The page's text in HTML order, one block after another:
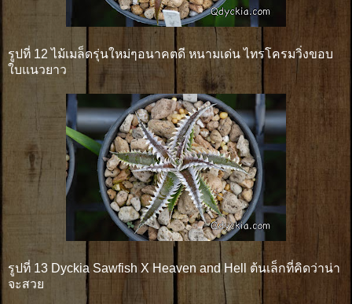
รูปที่ 12 ไม้เมล็ดรุ่นใหม่ๆอนาคตดี หนามเด่น ไทรโครมวิ่งขอบ
ใบแนวยาว
รูปที่ 13 Dyckia Sawfish X Heaven and Hell ต้นเล็กที่คิดว่าน่า
จะสวย